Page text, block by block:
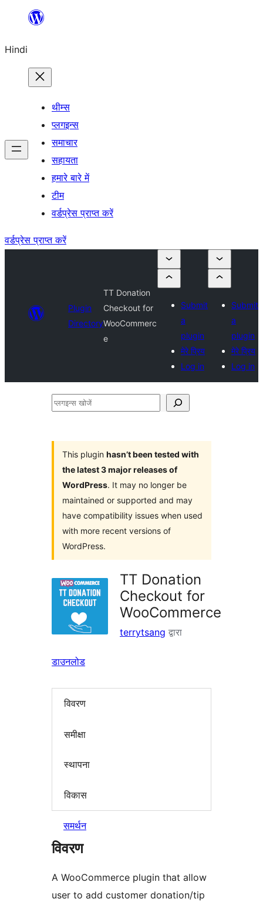
सामग्री
जाएं
Hindi
थीम्स
प्लगइन्स
समाचार
सहायता
हमारे बारे में
टीम
वर्डप्रेस प्राप्त करें
वर्डप्रेस प्राप्त करें
Plugin
Directory
TT Donation
Checkout for
WooCommerc
e
Submit
a
plugin
मेरे प्रिय
Log in
Submit
a
plugin
मेरे प्रिय
Log in
प्लगइन्स
This plugin hasn’t been tested with
the latest 3 major releases of
WordPress. It may no longer be
maintained or supported and may
have compatibility issues when used
with more recent versions of
WordPress.
TT Donation
Checkout for
WooCommerce
terrytsang द्वारा
डाउनलोड
विवरण
समीक्षा
स्थापना
विकास
समर्थन
विवरण
A WooCommerce plugin that allow
user to add customer donation/tip